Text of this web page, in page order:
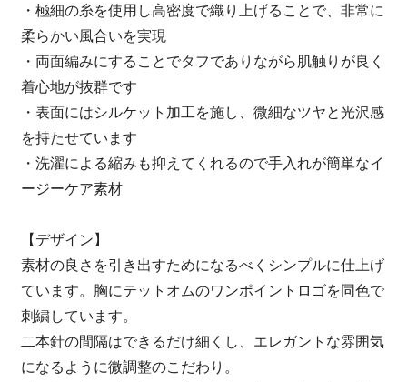
・極細の糸を使用し高密度で織り上げることで、非常に
柔らかい風合いを実現
・両面編みにすることでタフでありながら肌触りが良く
着心地が抜群です
・表面にはシルケット加工を施し、微細なツヤと光沢感
を持たせています
・洗濯による縮みも抑えてくれるので手入れが簡単なイ
ージーケア素材
【デザイン】
素材の良さを引き出すためになるべくシンプルに仕上げ
ています。胸にテットオムのワンポイントロゴを同色で
刺繍しています。
二本針の間隔はできるだけ細くし、エレガントな雰囲気
になるように微調整のこだわり。